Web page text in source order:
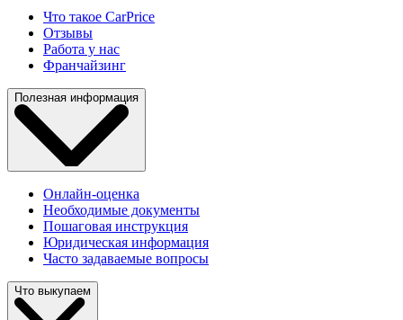
Что такое CarPrice
Отзывы
Работа у нас
Франчайзинг
Полезная информация
Онлайн-оценка
Необходимые документы
Пошаговая инструкция
Юридическая информация
Часто задаваемые вопросы
Что выкупаем